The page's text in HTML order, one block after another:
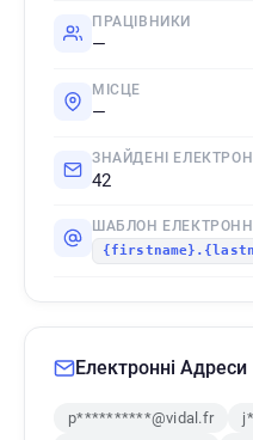
ПРАЦІВНИКИ
—
МІСЦЕ
—
ЗНАЙДЕНІ
42
ШАБЛОН
Електронні Адреси
p**********@vidal.fr